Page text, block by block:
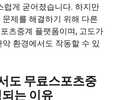
럽게 굳어졌습니다. 하지만
제를 해결하기 위해 다른
츠중계 플랫폼이며, 고도가
환경에서도 작동할 수 있
도 무료스포츠중
는 이유